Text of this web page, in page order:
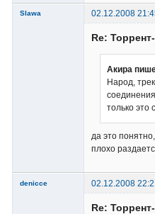
Slawa
02.12.2008
Re:
Акира
Народ,
только это
да это
плохо
denicce
02.12.2008
Re: